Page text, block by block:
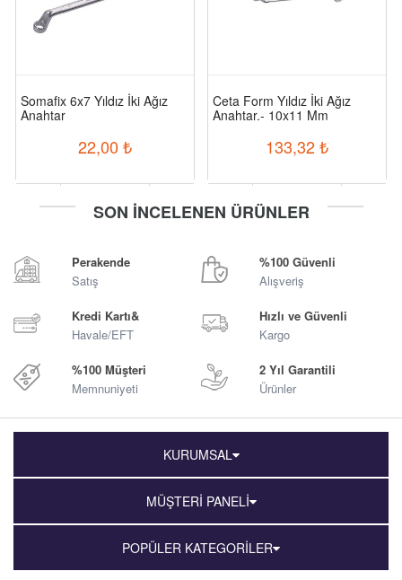
Somafix 6x7 Yıldız İki Ağız
Anahtar
22,00 ₺
Ceta Form Yıldız İki Ağız
Anahtar.- 10x11 Mm
133,32₺
SON İNCELENEN ÜRÜNLER
Perakende
Satış
%100 Güvenli
Alışveriş
Kredi Kartı&
Havale/EFT
Hızlı ve Güvenli
Kargo
%100 Müşteri
Memnuniyeti
2 Yıl Garantili
Ürünler
KURUMSAL
MÜŞTERİ PANELİ
POPÜLER KATEGORİLER